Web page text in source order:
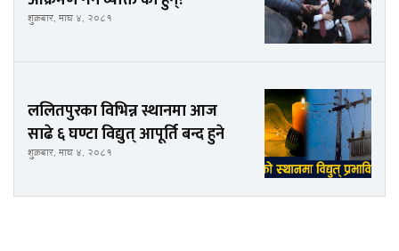
शुक्रबार, माघ ४, २०८१
ललितपुरका विभिन्न स्थानमा आज
साढे ६ घण्टा विद्युत् आपूर्ति बन्द हुने
शुक्रबार, माघ ४, २०८१